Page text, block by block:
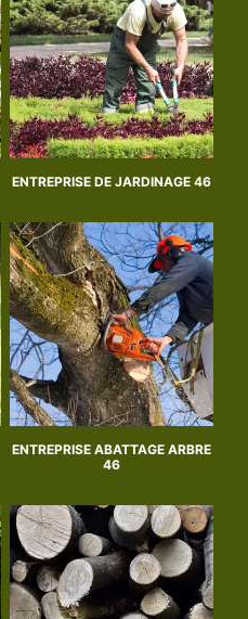
ENTREPRISE DE JARDINAGE 46
ENTREPRISE ABATTAGE ARBRE
46